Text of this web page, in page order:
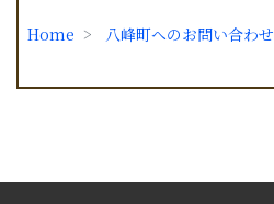
Home 八峰町へのお問い合わせ